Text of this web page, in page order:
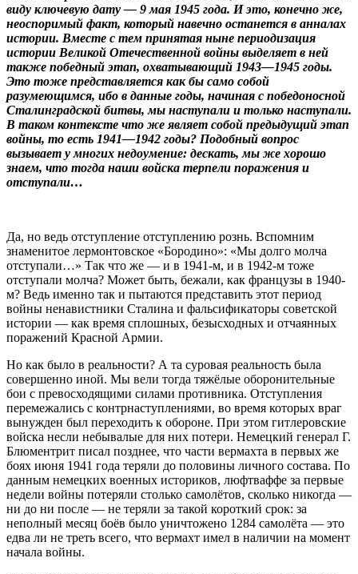
виду ключевую дату — 9 мая 1945 года. И это, конечно же,
неоспоримый факт, который навечно останется в анналах
истории. Вместе с тем принятая ныне периодизация
истории Великой Отечественной войны выделяет в ней
также победный этап, охватывающий 1943—1945 годы.
Это тоже представляется как бы само собой
разумеющимся, ибо в данные годы, начиная с победоносной
Сталинградской битвы, мы наступали и только наступали.
В таком контексте что же являет собой предыдущий этап
войны, то есть 1941—1942 годы? Подобный вопрос
вызывает у многих недоумение: дескать, мы же хорошо
знаем, что тогда наши войска терпели поражения и
отступали…
Да, но ведь отступление отступлению рознь. Вспомним
знаменитое лермонтовское «Бородино»: «Мы долго молча
отступали…» Так что же — и в 1941-м, и в 1942-м тоже
отступали молча? Может быть, бежали, как французы в 1940-
м? Ведь именно так и пытаются представить этот период
войны ненавистники Сталина и фальсификаторы советской
истории — как время сплошных, безысходных и отчаянных
поражений Красной Армии.
Но как было в реальности? А та суровая реальность была
совершенно иной. Мы вели тогда тяжёлые оборонительные
бои с превосходящими силами противника. Отступления
перемежались с контрнаступлениями, во время которых враг
вынужден был переходить к обороне. При этом гитлеровские
войска несли небывалые для них потери. Немецкий генерал Г.
Блюментрит писал позднее, что части вермахта в первых же
боях июня 1941 года теряли до половины личного состава. По
данным немецких военных историков, люфтваффе за первые
недели войны потеряли столько самолётов, сколько никогда —
ни до ни после — не теряли за такой короткий срок: за
неполный месяц боёв было уничтожено 1284 самолёта — это
едва ли не треть всего, что вермахт имел в наличии на момент
начала войны.